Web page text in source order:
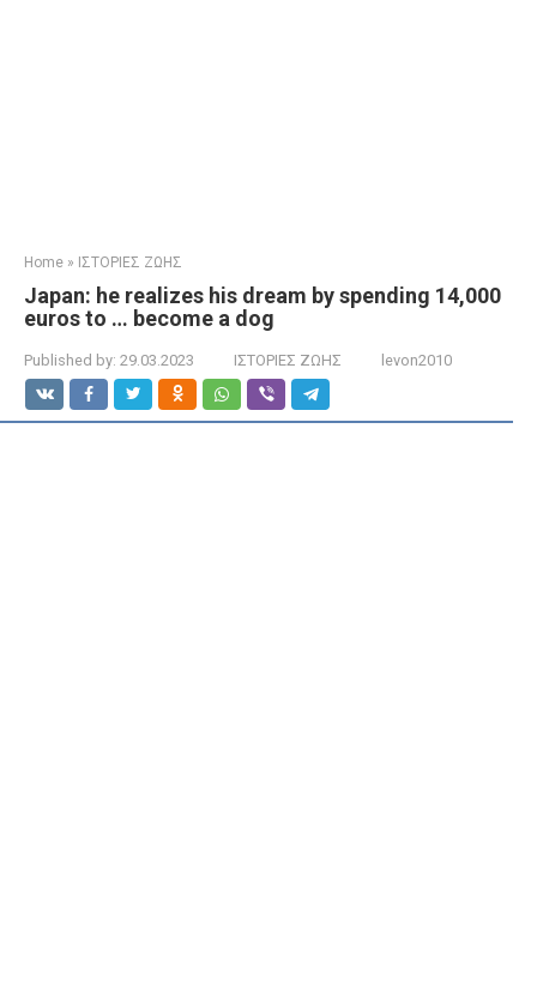
Home » ΙΣΤΟΡΙΕΣ ΖΩΗΣ
Japan: he realizes his dream by spending 14,000
euros to … become a dog
Published by: 29.03.2023 ΙΣΤΟΡΙΕΣ ΖΩΗΣ levon2010